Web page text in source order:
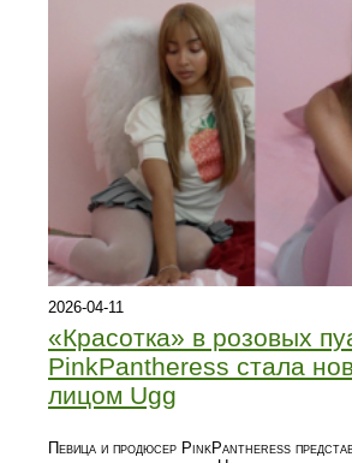
2026-04-11
«Красотка» в розовых
PinkPantheress стала
лицом Ugg
Певица и продюсер PinkPantheress